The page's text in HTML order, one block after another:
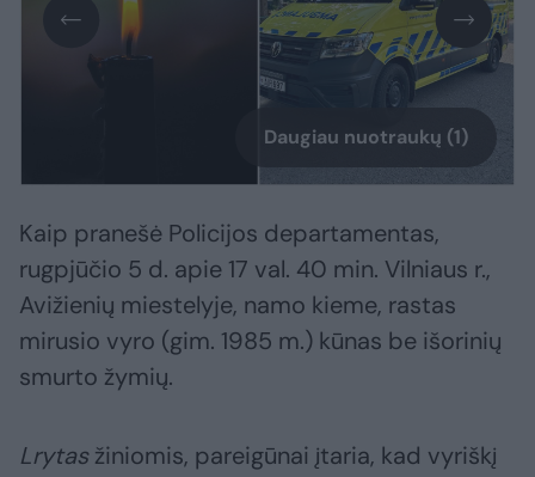
Daugiau nuotraukų (1)
Kaip pranešė Policijos departamentas,
rugpjūčio 5 d. apie 17 val. 40 min. Vilniaus r.,
Avižienių miestelyje, namo kieme, rastas
mirusio vyro (gim. 1985 m.) kūnas be išorinių
smurto žymių.
Lrytasžiniomis, pareigūnai įtaria, kad vyriškį